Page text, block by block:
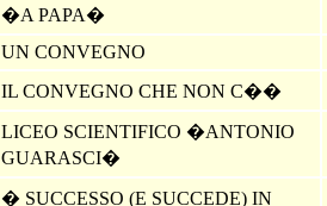
�A PAPA�
UN CONVEGNO
IL CONVEGNO CHE NON C��
LICEO SCIENTIFICO �ANTONIO
GUARASCI�
� SUCCESSO (E SUCCEDE) IN